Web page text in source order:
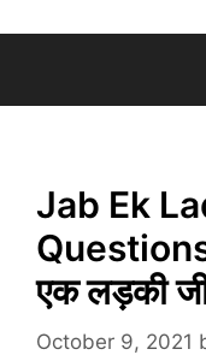
Jab Ek
एक लड़की
October 9, 2021